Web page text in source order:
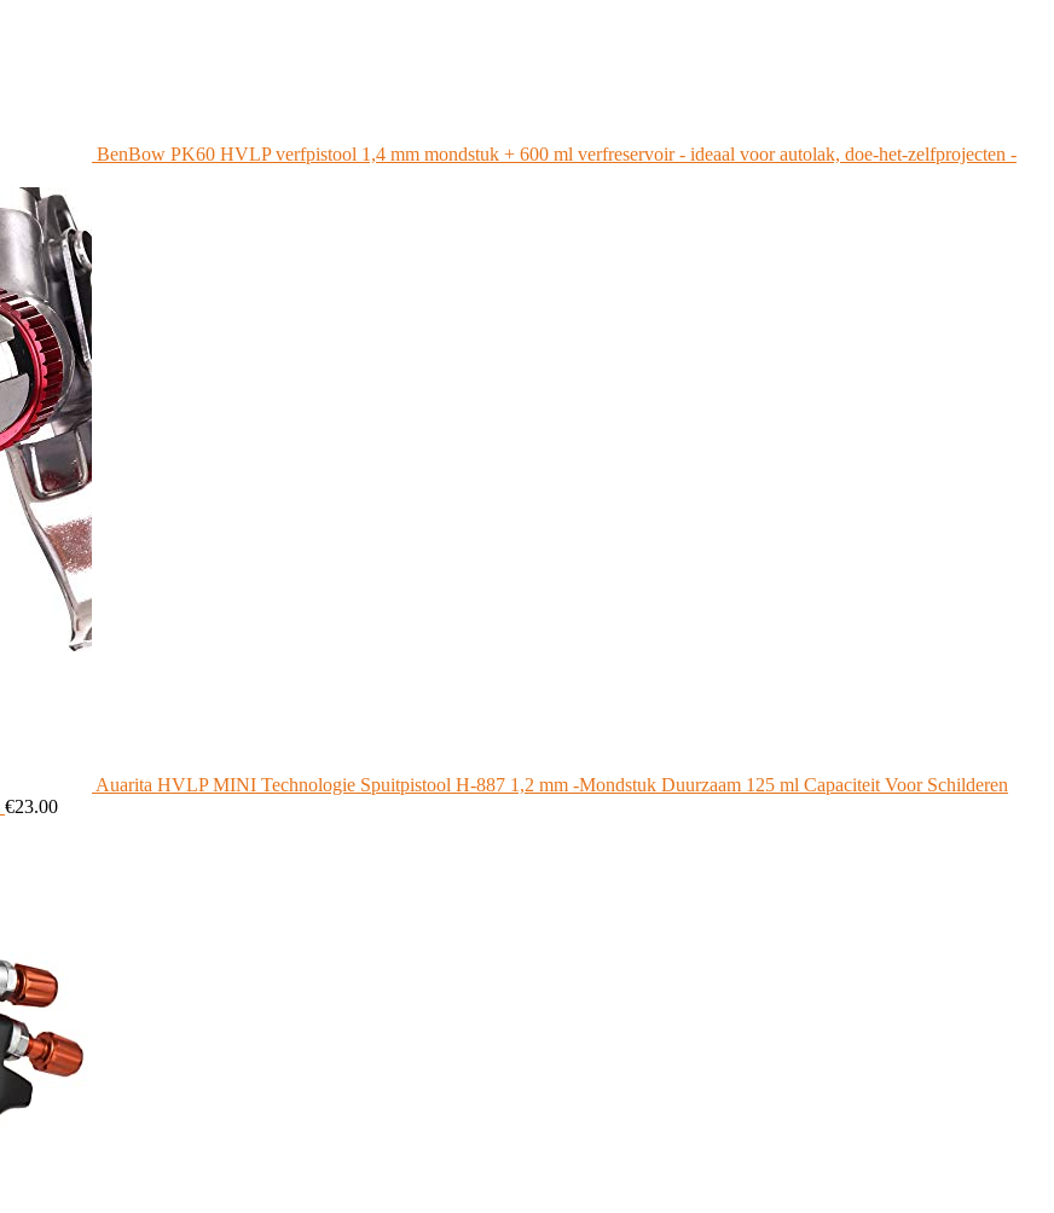
BenBow PK60 HVLP verfpistool 1,4 mm mondstuk + 600 ml verfreservoir - ideaal voor autolak, doe-het-zelfprojecten -
Auarita HVLP MINI Technologie Spuitpistool H-887 1,2 mm -Mondstuk Duurzaam 125 ml Capaciteit Voor Schilderen
€23.00